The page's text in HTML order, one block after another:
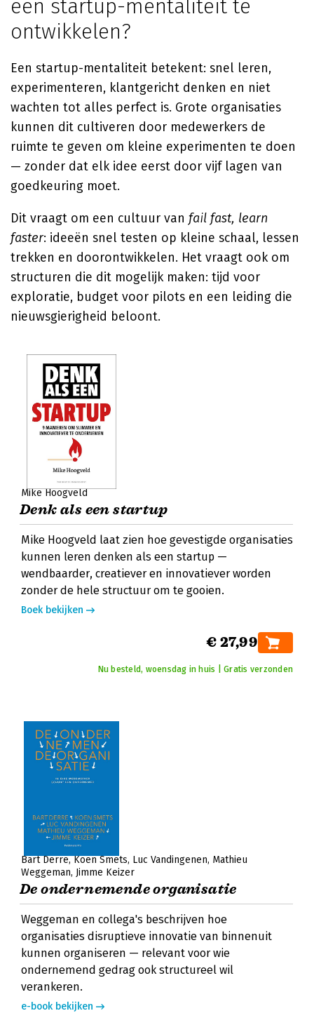
een startup-mentaliteit te
ontwikkelen?
Een startup-mentaliteit betekent: snel leren,
experimenteren, klantgericht denken en niet
wachten tot alles perfect is. Grote organisaties
kunnen dit cultiveren door medewerkers de
ruimte te geven om kleine experimenten te doen
— zonder dat elk idee eerst door vijf lagen van
goedkeuring moet.
Dit vraagt om een cultuur van fail fast, learn
faster: ideeën snel testen op kleine schaal, lessen
trekken en doorontwikkelen. Het vraagt ook om
structuren die dit mogelijk maken: tijd voor
exploratie, budget voor pilots en een leiding die
nieuwsgierigheid beloont.
Mike Hoogveld
Denk als een startup
Mike Hoogveld laat zien hoe gevestigde organisaties
kunnen leren denken als een startup —
wendbaarder, creatiever en innovatiever worden
zonder de hele structuur om te gooien.
Boek bekijken
€ 27,99
Nu besteld, woensdag in huis | Gratis verzonden
Bart Derre Koen Smets Luc Vandingenen Mathieu
Weggeman Jimme Keizer
De ondernemende organisatie
Weggeman en collega's beschrijven hoe
organisaties disruptieve innovatie van binnenuit
kunnen organiseren — relevant voor wie
ondernemend gedrag ook structureel wil
verankeren.
e-book bekijken